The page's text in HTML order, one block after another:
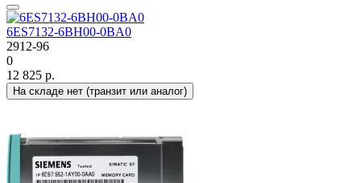
6ES7132-6BH00-0BA0
2912-96
0
12 825 р.
На складе нет (транзит или аналог)